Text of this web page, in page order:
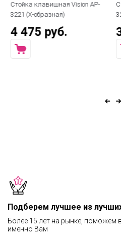
Стойка клавишная Vision AP-
3221 (X-образная)
4 475 руб.
Подберем лучшее из
Более 15 лет на рынке, поможем
именно Вам